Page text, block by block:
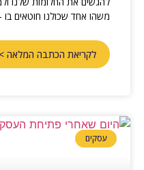
משהו אחד שכולנו חוטאים בו
לקריאת הכתבה המלאה
עסקים